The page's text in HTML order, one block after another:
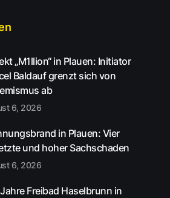
„M1llion“ in Plauen: Initiator
Baldauf grenzt sich von
ab
6, 2026
in Plauen: Vier
und hoher Sachschaden
6, 2026
Freibad Haselbrunn in